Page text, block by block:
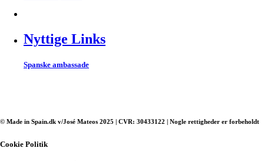
Nyttige Links
Spanske ambassade
© Made in Spain.dk v/José Mateos 2025 | CVR: 30433122 | Nogle rettigheder er forbeholdt
Cookie Politik